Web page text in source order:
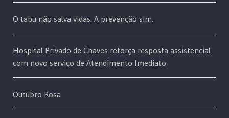
O tabu não salva vidas. A prevenção sim.
Hospital Privado de Chaves reforça resposta assistencial
com novo serviço de Atendimento Imediato
Outubro Rosa